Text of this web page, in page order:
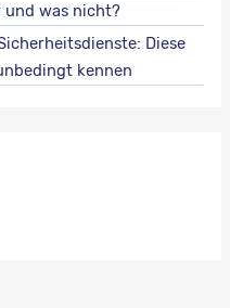
und was nicht?
Diese
kennen